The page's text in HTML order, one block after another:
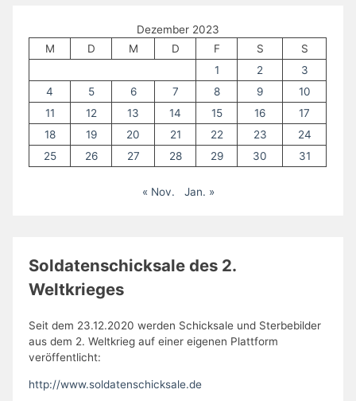
Dezember 2023
M
D M D F S
S
1
2
3
4
5 6 7 8 9
10
11
12 13 14 15 16
17
18
19 20 21 22 23
24
25
26 27 28 29 30 31
« Nov. Jan. »
Soldatenschicksale des 2.
Weltkrieges
Seit dem 23.12.2020 werden Schicksale und Sterbebilder
aus dem 2. Weltkrieg auf einer eigenen Plattform
veröffentlicht:
http://www.soldatenschicksale.de